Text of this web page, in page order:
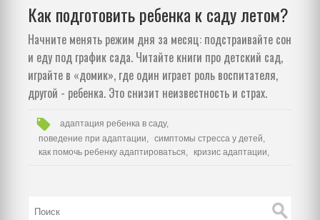
Как подготовить ребенка к саду летом?
Начните менять режим дня за месяц: подстраивайте сон
и еду под график сада. Читайте книги про детский сад,
играйте в «домик», где один играет роль воспитателя,
другой - ребенка. Это снизит неизвестность и страх.
адаптация ребенка в саду,
поведение при адаптации,
симптомы стресса у детей,
как помочь ребенку адаптироваться,
кризис адаптации,